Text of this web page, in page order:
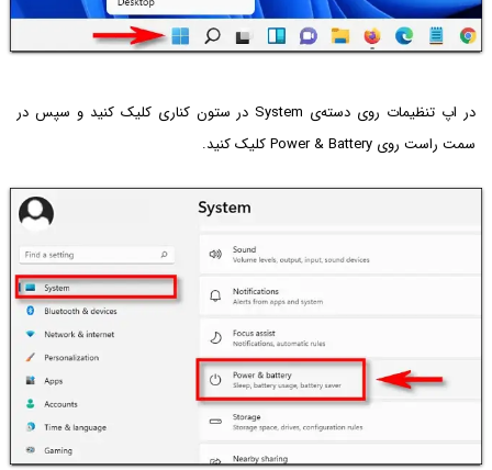
در اپ تنظیمات روی دسته‌ی System در ستون کناری کلیک کنید و سپس در
سمت راست روی Power & Battery کلیک کنید.